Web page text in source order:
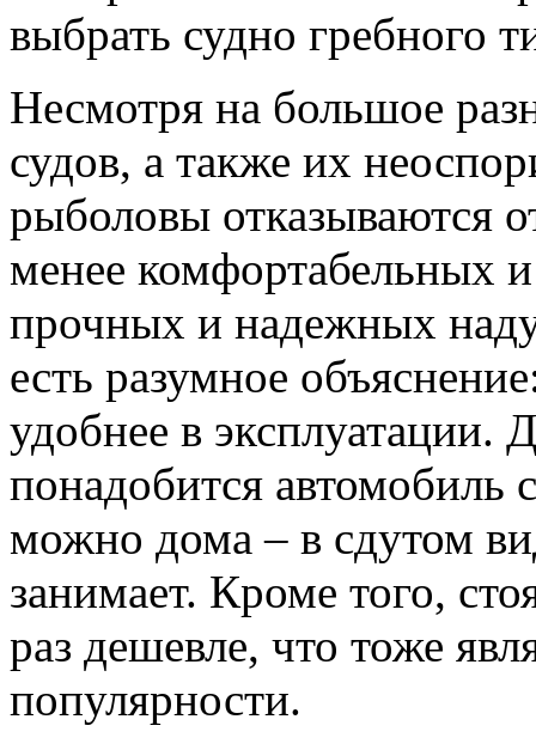
выбрать судно гребного
Несмотря на большое
судов, а также их
рыболовы отказываются
менее комфортабельных
прочных и надежных
есть разумное
удобнее в эксплуатации.
понадобится автомобиль
можно дома – в сдутом
занимает. Кроме того,
раз дешевле, что тоже
популярности.